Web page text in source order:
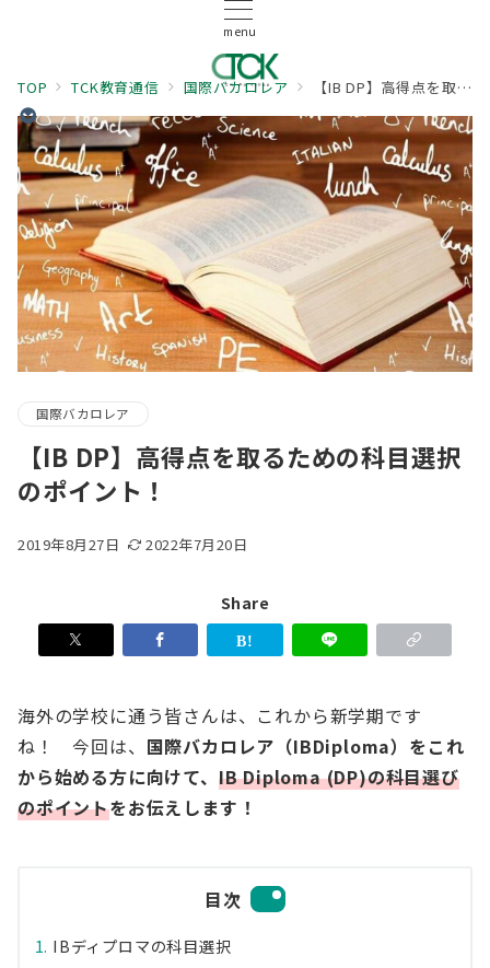
menu
TOP TCK教育通信 国際バカロレア 【IB DP】高得点を取るための科目選択のポイント！
国際バカロレア
【IB DP】高得点を取るための科目選択
のポイント！
2019年8月27日 2022年7月20日
Share
海外の学校に通う皆さんは、これから新学期です
ね！ 今回は、 国際バカロレア（IBDiploma）をこれ
から始める方に向けて、 IB Diploma (DP)の科目選び
のポイントをお伝えします！
目次
IBディプロマの科目選択